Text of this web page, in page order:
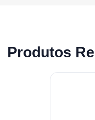
Produtos